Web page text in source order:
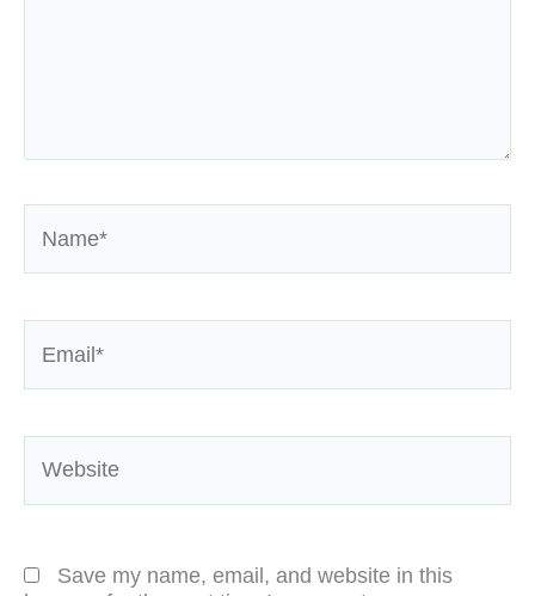
Save my name, email, and website in this